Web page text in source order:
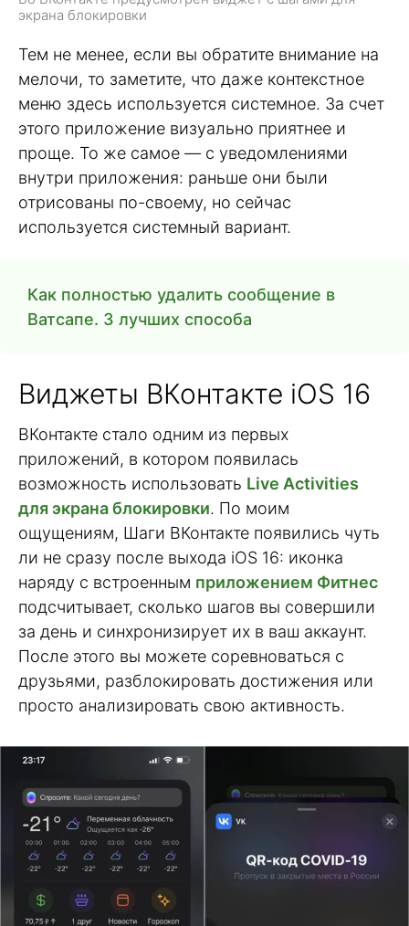
экрана блокировки
Тем не менее, если вы обратите внимание на
мелочи, то заметите, что даже контекстное
меню здесь используется системное. За счет
этого приложение визуально приятнее и
проще. То же самое — с уведомлениями
внутри приложения: раньше они были
отрисованы по-своему, но сейчас
используется системный вариант.
Как полностью удалить сообщение в
Ватсапе. 3 лучших способа
Виджеты ВКонтакте iOS 16
ВКонтакте стало одним из первых
приложений, в котором появилась
возможность использовать Live Activities
для экрана блокировки. По моим
ощущениям, Шаги ВКонтакте появились чуть
ли не сразу после выхода iOS 16: иконка
наряду с встроенным приложением Фитнес
подсчитывает, сколько шагов вы совершили
за день и синхронизирует их в ваш аккаунт.
После этого вы можете соревноваться с
друзьями, разблокировать достижения или
просто анализировать свою активность.